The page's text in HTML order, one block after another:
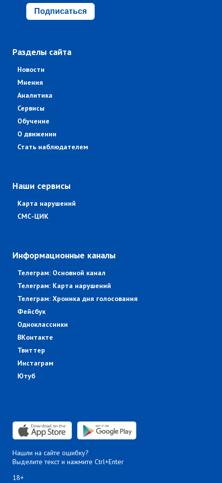
Подписаться
Разделы сайта
Новости
Мнения
Аналитика
Сервисы
Обучение
О движении
Стать наблюдателем
Наши сервисы
Карта нарушений
СМС-ЦИК
Информационные каналы
Телеграм: Основной канал
Телеграм: Карта нарушений
Телеграм: Хроника дня голосования
Фейсбук
Одноклассники
ВКонтакте
Твиттер
Инстаграм
Ютуб
Нашли на сайте ошибку?
Выделите текст и нажмите Ctrl+Enter
18+